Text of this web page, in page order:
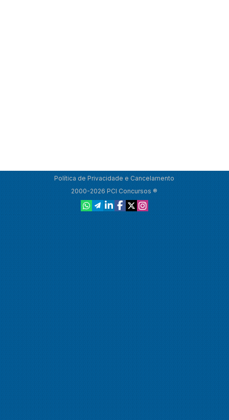
Política de Privacidade e Cancelamento
2000-2026 PCI Concursos ®